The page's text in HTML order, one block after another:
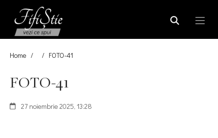
Home / / FOTO-41
FOTO-41
27 noiembrie 2025, 13:28